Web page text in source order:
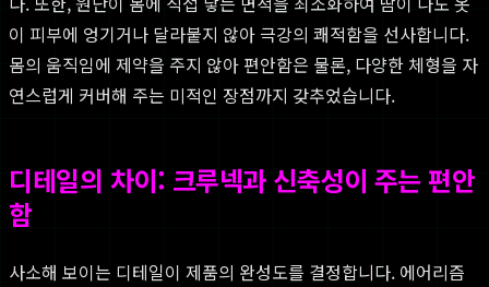
이 피부에 엉기거나 달라붙지 않아 극강의 쾌적함을 선사합니다.
몸의 움직임에 제약을 주지 않아 편안함은 물론, 다양한 체형을 자
연스럽게 커버해 주는 미적인 장점까지 갖추었습니다.
디테일의 차이: 크루넥과 신축성이 주는 편안
함
사소해 보이는 디테일이 제품의 완성도를 결정합니다. 에어리즘